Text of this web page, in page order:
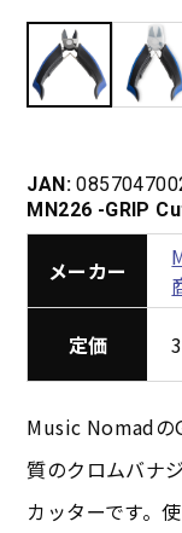
JAN:
MN226 -GRIP
メーカー
定価
Music Nomadの
質のクロムバナ
カッターです。